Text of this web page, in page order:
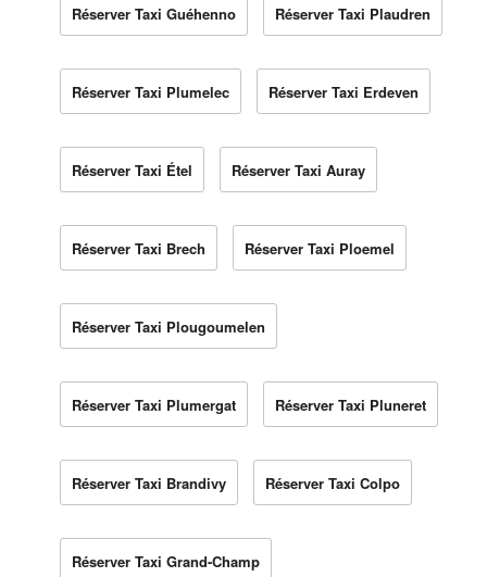
Réserver Taxi Guéhenno Réserver Taxi Plaudren
Réserver Taxi Plumelec Réserver Taxi Erdeven
Réserver Taxi Étel Réserver Taxi Auray
Réserver Taxi Brech Réserver Taxi Ploemel
Réserver Taxi Plougoumelen
Réserver Taxi Plumergat Réserver Taxi Pluneret
Réserver Taxi Brandivy Réserver Taxi Colpo
Réserver Taxi Grand-Champ